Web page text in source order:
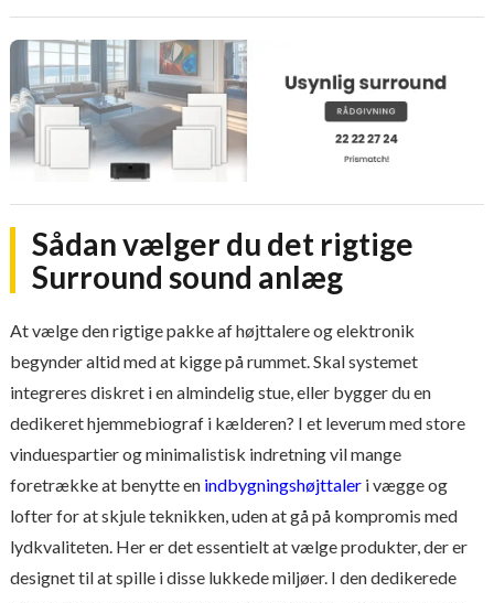
Sådan vælger du det rigtige
Surround sound anlæg
At vælge den rigtige pakke af højttalere og elektronik
begynder altid med at kigge på rummet. Skal systemet
integreres diskret i en almindelig stue, eller bygger du en
dedikeret hjemmebiograf i kælderen? I et leverum med store
vinduespartier og minimalistisk indretning vil mange
foretrække at benytte en indbygningshøjttaler i vægge og
lofter for at skjule teknikken, uden at gå på kompromis med
lydkvaliteten. Her er det essentielt at vælge produkter, der er
designet til at spille i disse lukkede miljøer. I den dedikerede